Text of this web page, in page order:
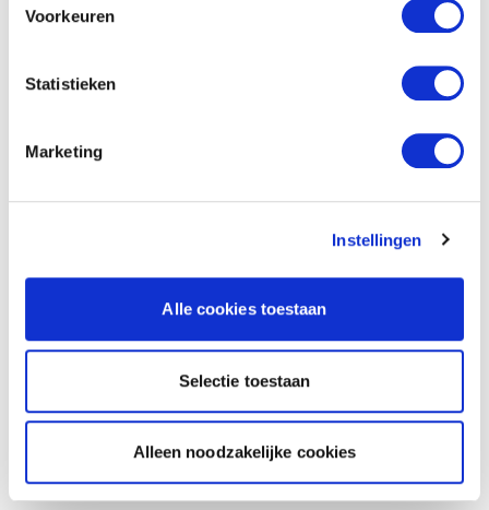
Voorkeuren
Statistieken
Marketing
Instellingen
Alle cookies toestaan
Selectie toestaan
Alleen noodzakelijke cookies